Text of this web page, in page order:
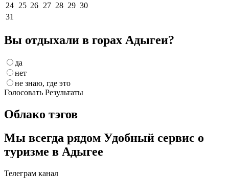
24 25 26 27 28 29 30
31
Вы отдыхали в горах Адыгеи?
да
нет
не знаю, где это
Голосовать Результаты
Облако тэгов
Мы всегда рядом Удобный сервис о
туризме в Адыгее
Телеграм канал